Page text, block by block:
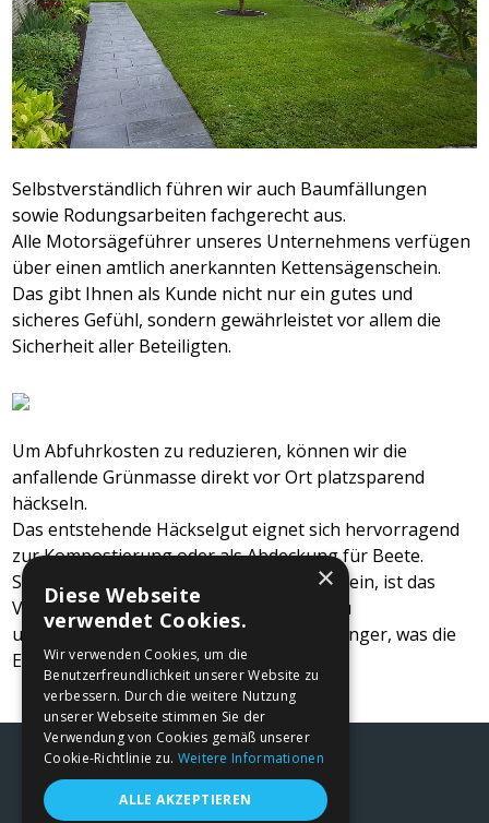
Selbstverständlich führen wir auch Baumfällungen
sowie Rodungsarbeiten fachgerecht aus.
Alle Motorsägeführer unseres Unternehmens verfügen
über einen amtlich anerkannten Kettensägenschein.
Das gibt Ihnen als Kunde nicht nur ein gutes und
sicheres Gefühl, sondern gewährleistet vor allem die
Sicherheit aller Beteiligten.
Um Abfuhrkosten zu reduzieren, können wir die
anfallende Grünmasse direkt vor Ort platzsparend
häckseln.
Das entstehende Häckselgut eignet sich hervorragend
zur Kompostierung oder als Abdeckung für Beete.
Sollte eine Abfuhr dennoch erforderlich sein, ist das
Volumen des Häckselguts im Vergleich zu
ungehäckseltem Buschwerk deutlich geringer, was die
Entsorgungskosten spürbar senkt.
• Impressum/ Datenschutz
×
Diese Webseite
verwendet Cookies.
Wir verwenden Cookies, um die
Benutzerfreundlichkeit unserer Website zu
verbessern. Durch die weitere Nutzung
unserer Webseite stimmen Sie der
Verwendung von Cookies gemäß unserer
Cookie-Richtlinie zu. Weitere Informationen
ALLE AKZEPTIEREN